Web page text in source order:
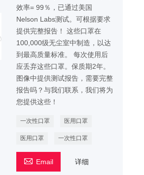
效率= 99％，已通过美国
Nelson Labs测试。可根据要求
提供完整报告！ 这些口罩在
100,000级无尘室中制造，以达
到最高质量标准。 每次使用后
应丢弃这些口罩。保质期2年。
图像中提供测试报告，需要完整
报告吗？与我们联系，我们将为
您提供这些！
一次性口罩 医用口罩
医用口罩 一次性口罩
 Email 详细